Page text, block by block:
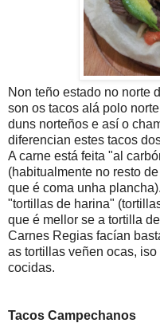
Non teño estado no norte
son os tacos alá polo
duns norteños e así o
diferencian estes tacos
A carne está feita "al
(habitualmente no resto
que é coma unha
"tortillas de harina"
que é mellor se a tortilla
Carnes Regias facían
as tortillas veñen ocas,
cocidas.
Tacos Campechanos